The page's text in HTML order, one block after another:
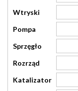
Wtryski
Pompa
Sprzęgło
Rozrząd
Katalizator